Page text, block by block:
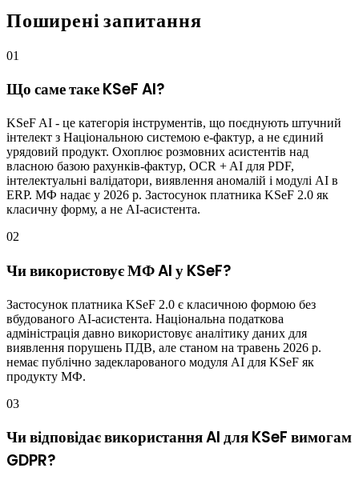
Поширені запитання
01
Що саме таке KSeF AI?
KSeF AI - це категорія інструментів, що поєднують штучний
інтелект з Національною системою е-фактур, а не єдиний
урядовий продукт. Охоплює розмовних асистентів над
власною базою рахунків-фактур, OCR + AI для PDF,
інтелектуальні валідатори, виявлення аномалій і модулі AI в
ERP. МФ надає у 2026 р. Застосунок платника KSeF 2.0 як
класичну форму, а не AI-асистента.
02
Чи використовує МФ AI у KSeF?
Застосунок платника KSeF 2.0 є класичною формою без
вбудованого AI-асистента. Національна податкова
адміністрація давно використовує аналітику даних для
виявлення порушень ПДВ, але станом на травень 2026 р.
немає публічно задекларованого модуля AI для KSeF як
продукту МФ.
03
Чи відповідає використання AI для KSeF вимогам
GDPR?